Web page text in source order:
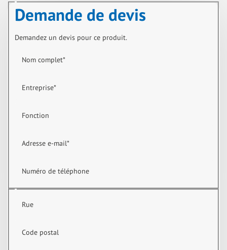
Demande de devis
Demandez un devis pour ce produit.
Nom complet*
Entreprise*
Fonction
Adresse e-mail*
Numéro de téléphone
Rue
Code postal